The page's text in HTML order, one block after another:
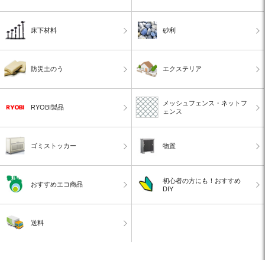
床下材料 砂利
防災土のう エクステリア
RYOBI製品
メッシュフェンス・ネットフ
ェンス
ゴミストッカー 物置
おすすめエコ商品
初心者の方にも！おすすめ
DIY
送料